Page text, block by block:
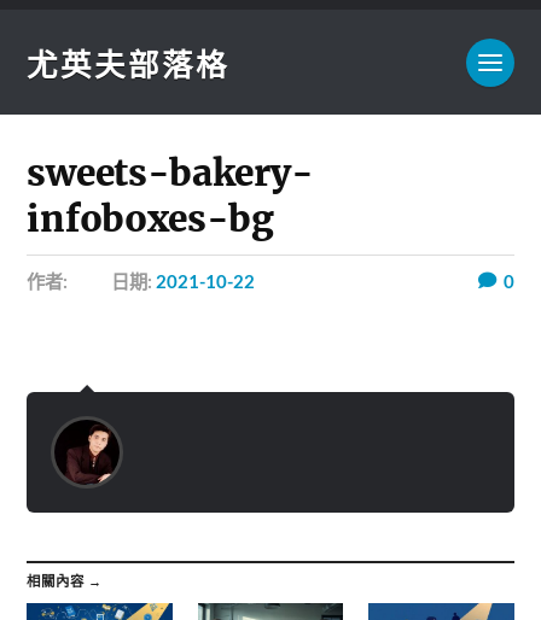
尤英夫部落格
sweets-bakery-
infoboxes-bg
作者: 日期: 2021-10-22 0
相關內容 →